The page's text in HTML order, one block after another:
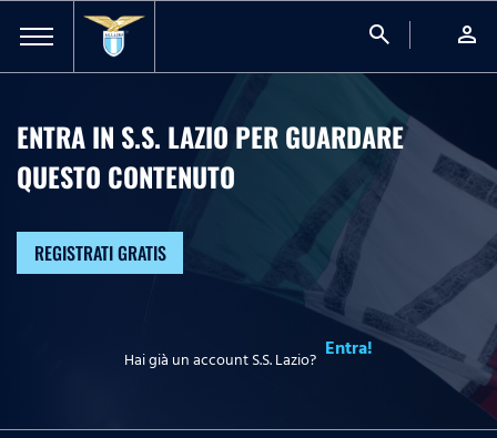
search person
ENTRA IN S.S. LAZIO PER GUARDARE
QUESTO CONTENUTO
REGISTRATI GRATIS
Hai già un account S.S. Lazio? Entra!